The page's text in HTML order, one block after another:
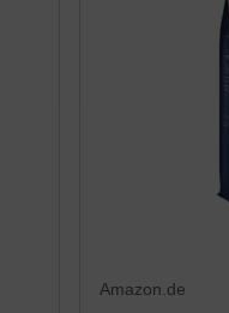
Amazon.de